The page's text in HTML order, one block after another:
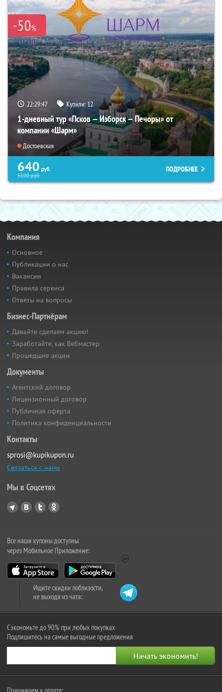
-50%
22:29:45 Купили:12
1-дневный тур «Псков — Изборск — Печоры» от
компании «Шарм»
Достоевская
640 руб.
5100руб.
ПОДРОБНЕЕ
Компания
Основное
Публикации о нас
Вакансии
Правила сервиса
Ответы на вопросы
Бизнес-Партнёрам
Давайте сделаем акцию!
Заработайте, как Вебмастер
Прошедшие акции
Документы
Агентский договор
Лицензионный договор
Публичная оферта
Политика конфиденциальности
Контакты
sprosi@kupikupon.ru
Связаться с нами
Мы в Соцсетях
Все наши купоны доступны
через Мобильное Приложение:
Ищите скидки поблизости,
не выходя из чата:
Сэкономьте до 90% при любых покупках
Подпишитесь на самые выгодные предложения